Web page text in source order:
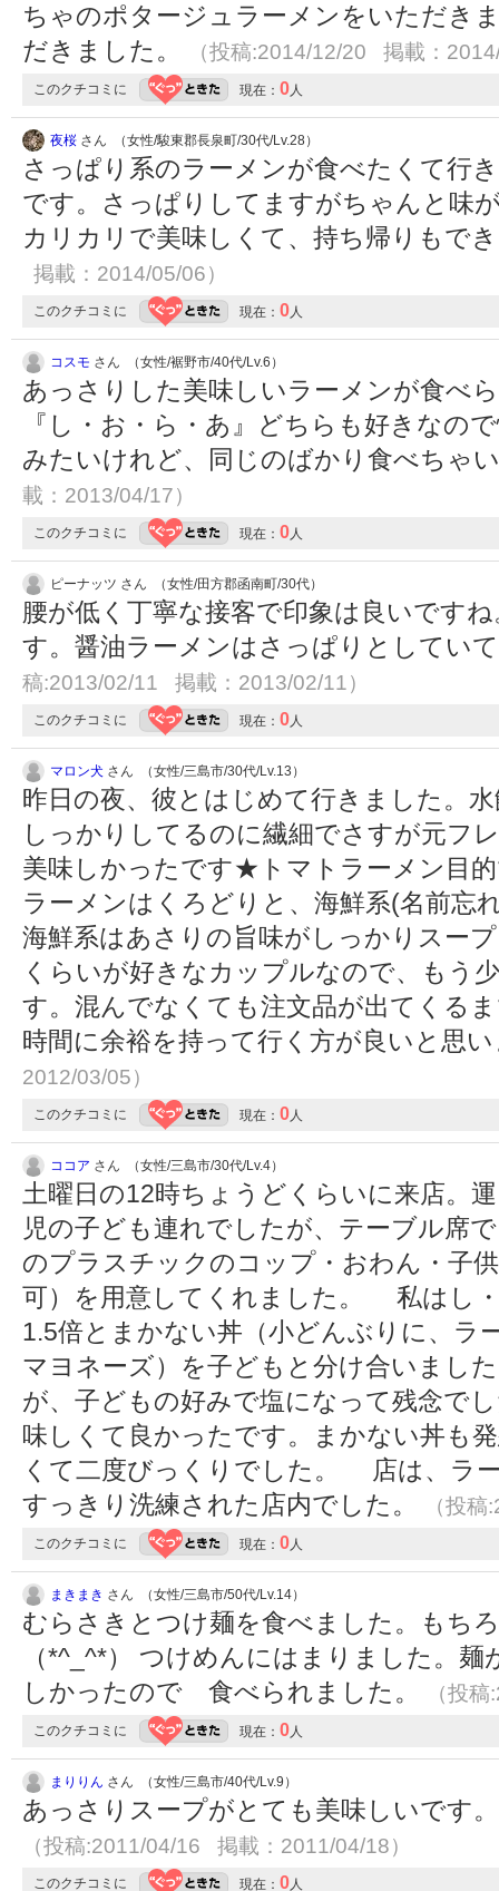
ちゃのポタージュラーメンをいただき
だきました。
（投稿:2014/12/20 掲載：
このクチコミに 現在： 0人
夜桜 さん （女性/駿東郡長泉町/30代/Lv.28）
さっぱり系のラーメンが食べたくて行
です。さっぱりしてますがちゃんと味
カリカリで美味しくて、持ち帰りもで
掲載：2014/05/06）
このクチコミに 現在： 0人
コスモ さん （女性/裾野市/40代/Lv.6）
あっさりした美味しいラーメンが食べ
『し・お・ら・あ』どちらも好きなの
みたいけれど、同じのばかり食べちゃ
載：2013/04/17）
このクチコミに 現在： 0人
ピーナッツ さん （女性/田方郡函南町/30代）
腰が低く丁寧な接客で印象は良いです
す。醤油ラーメンはさっぱりとしてい
稿:2013/02/11 掲載：2013/02/11）
このクチコミに 現在： 0人
マロン犬 さん （女性/三島市/30代/Lv.13）
昨日の夜、彼とはじめて行きました。
しっかりしてるのに繊細でさすが元フ
美味しかったです★トマトラーメン目
ラーメンはくろどりと、海鮮系(名前忘
海鮮系はあさりの旨味がしっかりスー
くらいが好きなカップルなので、もう
す。混んでなくても注文品が出てくる
時間に余裕を持って行く方が良いと思
2012/03/05）
このクチコミに 現在： 0人
ココア さん （女性/三島市/30代/Lv.4）
土曜日の12時ちょうどくらいに来店。
児の子ども連れでしたが、テーブル席
のプラスチックのコップ・おわん・子
可）を用意してくれました。 私はし
1.5倍とまかない丼（小どんぶりに、ラ
マヨネーズ）を子どもと分け合いまし
が、子どもの好みで塩になって残念で
味しくて良かったです。まかない丼も
くて二度びっくりでした。 店は、ラ
すっきり洗練された店内でした。
（投
このクチコミに 現在： 0人
まきまき さん （女性/三島市/50代/Lv.14）
むらさきとつけ麺を食べました。もち
（*^_^*） つけめんにはまりました。
しかったので 食べられました。
（投
このクチコミに 現在： 0人
まりりん さん （女性/三島市/40代/Lv.9）
あっさりスープがとても美味しいです
（投稿:2011/04/16 掲載：2011/04/18）
このクチコミに 現在： 0人